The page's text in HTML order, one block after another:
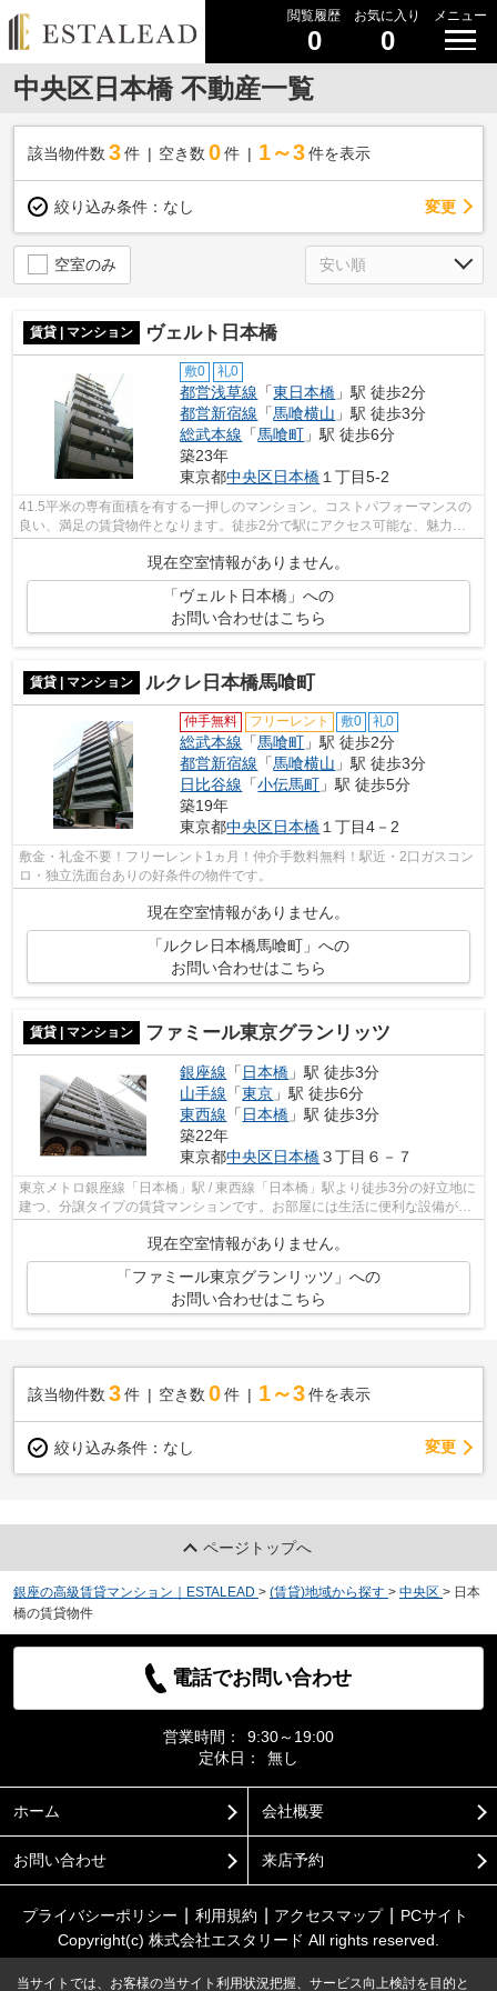
閲覧履歴
0
お気に入り
0
メニュー
中央区日本橋 不動産一覧
該当物件数 3件 空き数 0 件 1～3 件を表示
絞り込み条件： なし 変更
空室のみ
賃貸 | マンション ヴェルト日本橋
敷0 礼0
都営浅草線 「東日本橋 」駅 徒歩2分
都営新宿線 「馬喰横山 」駅 徒歩3分
総武本線 「馬喰町 」駅 徒歩6分
築23年
東京都中央区日本橋１丁目5-2
41.5平米の専有面積を有する一押しのマンション。コストパフォーマンスの
良い、満足の賃貸物件となります。徒歩2分で駅にアクセス可能な、魅力的
現在空室情報がありません。
「ヴェルト日本橋」への
お問い合わせはこちら
賃貸 | マンション ルクレ日本橋馬喰町
仲手無料 フリーレント 敷0 礼0
総武本線 「馬喰町 」駅 徒歩2分
都営新宿線 「馬喰横山 」駅 徒歩3分
日比谷線 「小伝馬町 」駅 徒歩5分
築19年
東京都中央区日本橋 １丁目4－2
敷金・礼金不要！フリーレント1ヵ月！仲介手数料無料！駅近・2口ガスコン
ロ・独立洗面台ありの好条件の物件です。
現在空室情報がありません。
「ルクレ日本橋馬喰町」への
お問い合わせはこちら
賃貸 | マンション ファミール東京グランリッツ
銀座線 「 日本橋 」駅 徒歩3分
山手線 「東京 」駅 徒歩6分
東西線 「 日本橋 」駅 徒歩3分
築22年
東京都中央区日本橋３丁目６－７
東京メトロ銀座線「日本橋」駅 / 東西線「日本橋」駅より徒歩3分の好立地に
建つ、分譲タイプの賃貸マンションです。お部屋には生活に便利な設備が充
実しております。
現在空室情報がありません。
「ファミール東京グランリッツ」への
お問い合わせはこちら
該当物件数 3件 空き数 0 件 1～3 件を表示
絞り込み条件： なし 変更
ページトップへ
銀座の高級賃貸マンション｜ESTALEAD > (賃貸)地域から探す > 中央区 > 日本
橋の賃貸物件
電話でお問い合わせ
営業時間：
9:30～19:00
定休日：
無し
ホーム 会社概要
お問い合わせ 来店予約
プライバシーポリシー 利用規約 アクセスマップ
PCサイト
Copyright(c) 株式会社エスタリード All rights reserved.
当サイトでは、お客様の当サイト利用状況把握、サービス向上検討を目的と